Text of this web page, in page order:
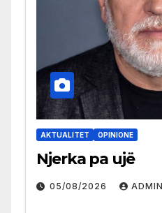
AKTUALITET OPINIONE
Njerka pa ujë
05/08/2026